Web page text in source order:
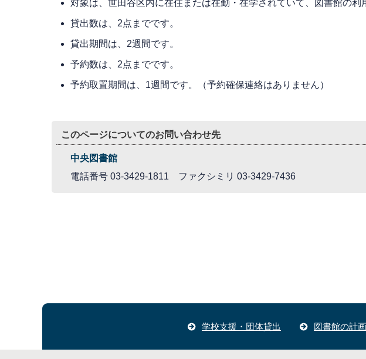
対象は、世⽥⾕区内に在住または在勤・在学されていて、図書館の利
貸出数は、2点までです。
貸出期間は、2週間です。
予約数は、2点までです。
予約取置期間は、1週間です。（予約確保連絡はありません）
このページについてのお問い合わせ先
中央図書館
電話番号 03-3429-1811 ファクシミリ 03-3429-7436
学校支援・団体貸出 図書館の計